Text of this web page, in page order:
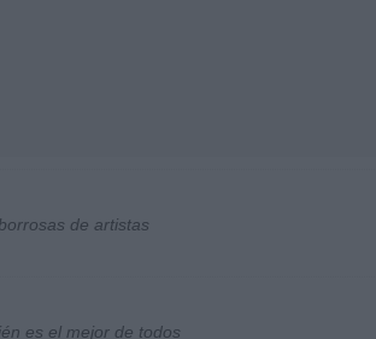
de artistas
es el mejor de todos